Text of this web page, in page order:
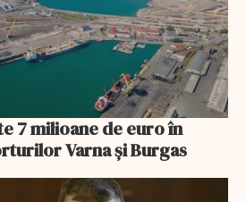
7 milioane de euro în
Varna și Burgas